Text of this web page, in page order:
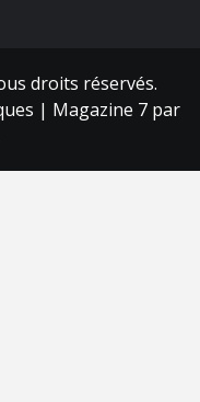
droits réservés.
| Magazine 7 par